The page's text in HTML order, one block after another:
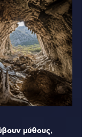
μύθους,